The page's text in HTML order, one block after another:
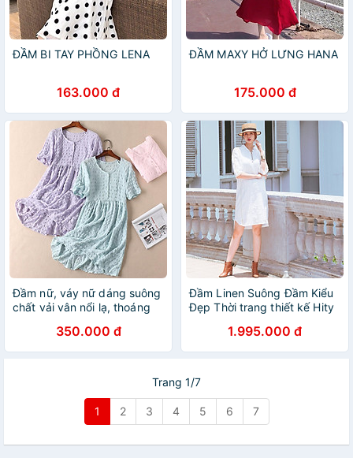
ĐẦM BI TAY PHỒNG LENA
163.000 đ
ĐẦM MAXY HỞ LƯNG HANA
175.000 đ
Đầm nữ, váy nữ dáng suông
chất vải vân nổi lạ, thoáng
350.000 đ
Đầm Linen Suông Đầm Kiểu
Đẹp Thời trang thiết kế Hity
1.995.000 đ
Trang 1/7
1 2 3 4 5 6 7